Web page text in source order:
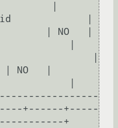
|
|
| NO   |
|
|
| NO   |
|
+------+-----
+